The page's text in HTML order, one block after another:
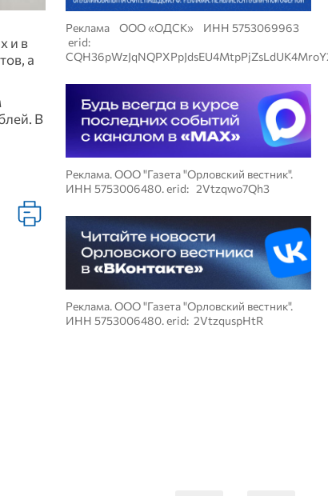
и в
а
В
Реклама ООО «ОДСК» ИНН 5753069963
erid:
Реклама. ООО "Газета "Орловский вестник".
ИНН 5753006480. erid: 2Vtzqwo7Qh3
Реклама. ООО "Газета "Орловский вестник".
ИНН 5753006480. erid: 2VtzquspHtR